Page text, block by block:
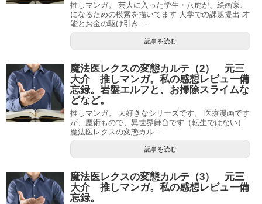
推しマンガ。 芸大に入った学生・八虎が、絵画家、
になるための模索を描いてます 大学での課題提出 才
能とお金の駆け引き ...
記事を読む
魔法医レクスの変態カルテ（2） 元三
大介 推しマンガ。私の感想レビュー備
忘録。岩盤エルフと、お掃除スライムな
どなど。
推しマンガ。 大好きなシリーズです。 医療漫画です
が、魔術もので、異世界舞台です（転生ではない）
魔法医レクスの変態カル...
記事を読む
魔法医レクスの変態カルテ（3） 元三
大介 推しマンガ。私の感想レビュー備
忘録。